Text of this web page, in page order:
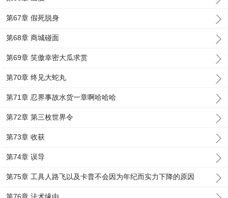
第67章 假死脱身
第68章 商城碰面
第69章 笑傲幸密大瓜求赏
第70章 终见大蛇丸
第71章 忍界事故水货一章啊哈哈哈
第72章 第三枚世界令
第73章 收获
第74章 误导
第75章 工具人路飞以及卡普不会因为年纪而实力下降的原因